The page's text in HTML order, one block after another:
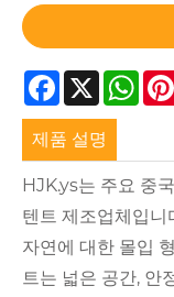
Facebook
X
제품 설명
HJK.ys는 주요 중
텐트 제조업체입니
자연에 대한 몰입
트는 넓은 공간, 안